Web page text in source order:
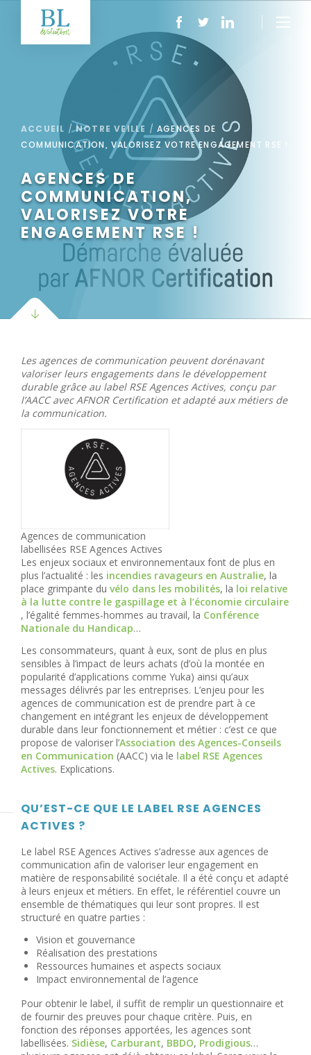
ACCUEIL /NOTRE VEILLE /AGENCES DE
COMMUNICATION, VALORISEZ VOTRE ENGAGEMENT RSE !
AGENCES DE
COMMUNICATION,
VALORISEZ VOTRE
ENGAGEMENT RSE !
Les agences de communication peuvent dorénavant
valoriser leurs engagements dans le développement
durable grâce au label RSE Agences Actives, conçu par
l’AACC avec AFNOR Certification et adapté aux métiers de
la communication.
Agences de communication
labellisées RSE Agences Actives
Les enjeux sociaux et environnementaux font de plus en
plus l’actualité : les incendies ravageurs en Australie, la
place grimpante du vélo dans les mobilités, la loi relative
à la lutte contre le gaspillage et à l’économie circulaire
, l’égalité femmes-hommes au travail, la Conférence
Nationale du Handicap…
Les consommateurs, quant à eux, sont de plus en plus
sensibles à l’impact de leurs achats (d’où la montée en
popularité d’applications comme Yuka) ainsi qu’aux
messages délivrés par les entreprises. L’enjeu pour les
agences de communication est de prendre part à ce
changement en intégrant les enjeux de développement
durable dans leur fonctionnement et métier : c’est ce que
propose de valoriser l’Association des Agences-Conseils
en Communication (AACC) via le label RSE Agences
Actives. Explications.
QU’EST-CE QUE LE LABEL RSE AGENCES
ACTIVES ?
Le label RSE Agences Actives s’adresse aux agences de
communication afin de valoriser leur engagement en
matière de responsabilité sociétale. Il a été conçu et adapté
à leurs enjeux et métiers. En effet, le référentiel couvre un
ensemble de thématiques qui leur sont propres. Il est
structuré en quatre parties :
Vision et gouvernance
Réalisation des prestations
Ressources humaines et aspects sociaux
Impact environnemental de l’agence
Pour obtenir le label, il suffit de remplir un questionnaire et
de fournir des preuves pour chaque critère. Puis, en
fonction des réponses apportées, les agences sont
labellisées. Sidièse, Carburant, BBDO, Prodigious…